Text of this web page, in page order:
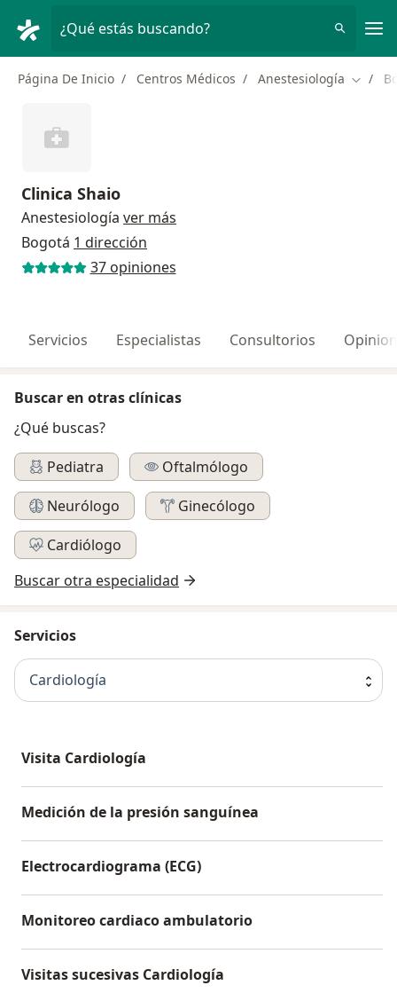
¿Qué estás buscando?
Página De Inicio Centros Médicos Anestesiología
Clinica Shaio
Anestesiología ver más
Bogotá 1 dirección
37 opiniones
Servicios Especialistas Consultorios
Buscar en otras clínicas
¿Qué buscas?
Pediatra
Oftalmólogo
Neurólogo
Ginecólogo
Cardiólogo
Buscar otra especialidad
Servicios
Cardiología
Visita Cardiología
Medición de la presión sanguínea
Electrocardiograma (ECG)
Monitoreo cardiaco ambulatorio
Visitas sucesivas Cardiología